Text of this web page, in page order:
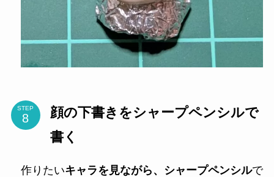
STEP
顔の下書きをシャープペンシルで
書く
作りたいキャラを見ながら、シャープペンシルで